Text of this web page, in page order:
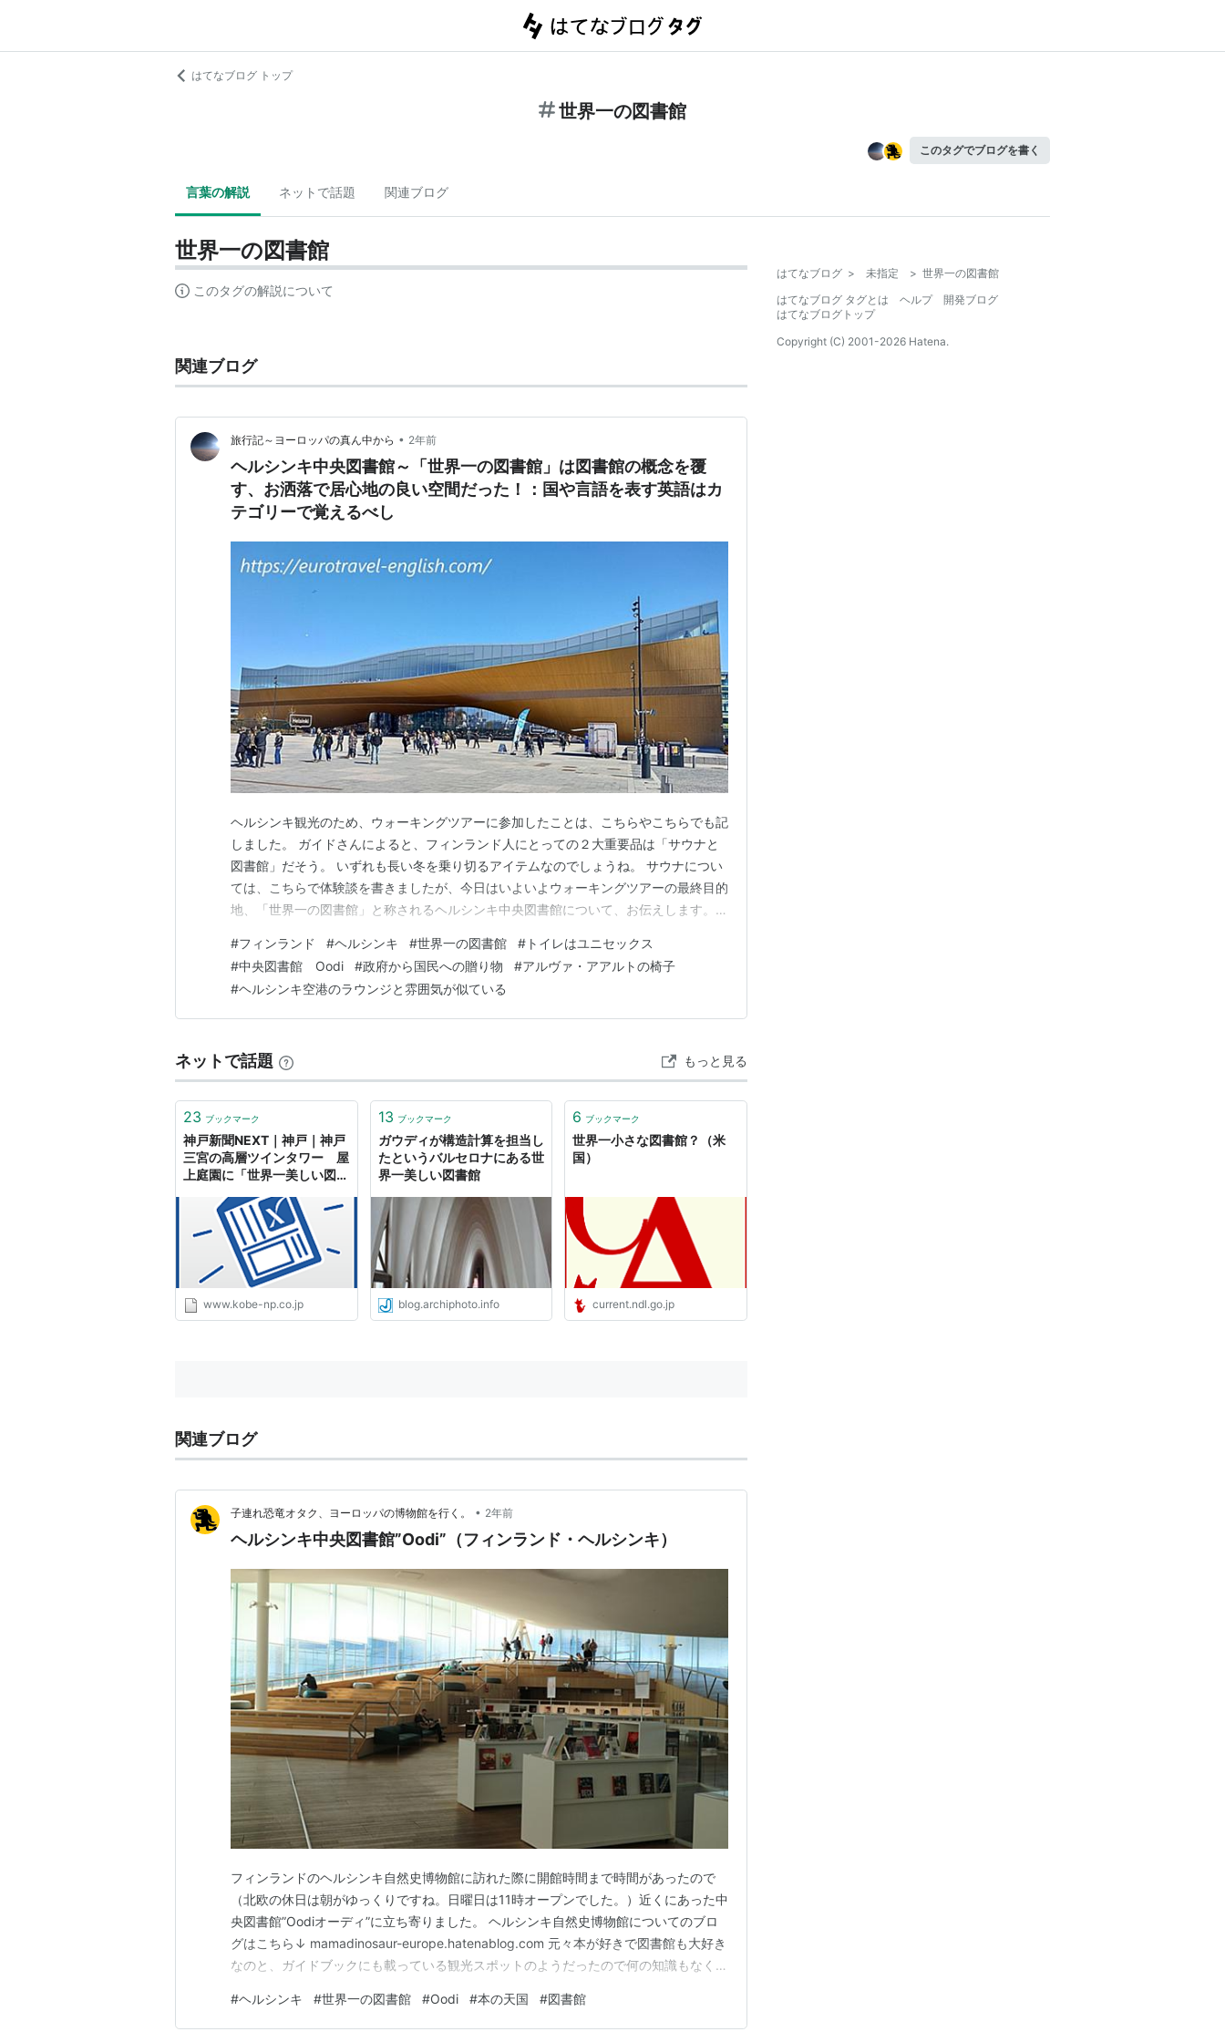
はてなブログ トップ
世界一の図書館
このタグでブログを書く
言葉の解説 ネットで話題 関連ブログ
世界一の図書館
このタグの解説について
関連ブログ
旅行記～ヨーロッパの真ん中から • 2年前
ヘルシンキ中央図書館～「世界一の図書館」は図書館の概念を覆
す、お洒落で居心地の良い空間だった！：国や言語を表す英語はカ
テゴリーで覚えるべし
ヘルシンキ観光のため、ウォーキングツアーに参加したことは、こちらやこちらでも記
しました。 ガイドさんによると、フィンランド人にとっての２大重要品は「サウナと
図書館」だそう。 いずれも長い冬を乗り切るアイテムなのでしょうね。 サウナについ
ては、こちらで体験談を書きましたが、今日はいよいよウォーキングツアーの最終目的
地、「世界一の図書館」と称されるヘルシンキ中央図書館について、お伝えします。
めるエントランス階 2-2 2階：仕事も勉強もクリエイティブ活動も可能！ 2-3 3階：本
の天国 2-4 トイレはユニセ…
#フィンランド #ヘルシンキ #世界一の図書館 # トイレはユニセックス
#中央図書館 Oodi #政府から国民への贈り物 #アルヴァ・アアルトの椅子
#ヘルシンキ空港のラウンジと雰囲気が似ている
ネットで話題 もっと見る
23 ブックマーク
神戸新聞NEXT｜神戸｜神戸
三宮の高層ツインタワー 屋
上庭園に「世界一美しい図書
www.kobe-np.co.jp
13 ブックマーク
ガウディが構造計算を担当し
たというバルセロナにある世
界一美しい図書館
blog.archiphoto.info
6 ブックマーク
世界一小さな図書館？（米
国）
current.ndl.go.jp
関連ブログ
子連れ恐竜オタク、ヨーロッパの博物館を行く。 • 2年前
ヘルシンキ中央図書館”Oodi”（フィンランド・ヘルシンキ）
フィンランドのヘルシンキ自然史博物館に訪れた際に開館時間まで時間があったので
（北欧の休日は朝がゆっくりですね。日曜日は11時オープンでした。）近くにあった中
央図書館”Oodiオーディ”に立ち寄りました。 ヘルシンキ自然史博物館についてのブロ
グはこちら↓ mamadinosaur-europe.hatenablog.com 元々本が好きで図書館も大好き
なのと、ガイドブックにも載っている観光スポットのようだったので何の知識もなく興
も近未来なんですが図書館の中もすごいんです。 なんということでしょう。図書館に
いると思えな…
#ヘルシンキ #世界一の図書館 #Oodi #本の天国 #図書館
はてなブログ > 未指定 > 世界一の図書館
はてなブログ タグとは
ヘルプ
開発ブログ
はてなブログトップ
Copyright (C) 2001-2026 Hatena.